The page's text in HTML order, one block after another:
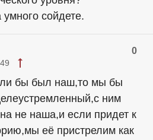
сойдете.
0
бы был наш,то мы бы
ним
не наша,и если придет к
её пристрелим как